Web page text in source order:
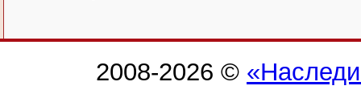
2008-2026 ©